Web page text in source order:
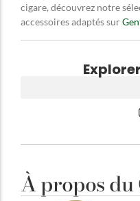
cigare, découvrez notre
accessoires adaptés sur
À propos